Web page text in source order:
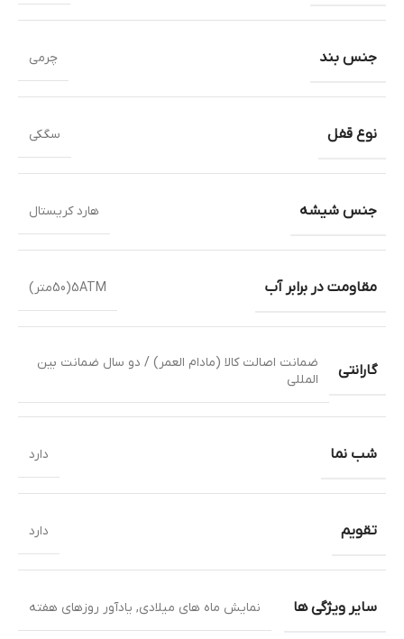
جنس بند چرمی
نوع قفل سگکی
جنس شیشه هارد کریستال
مقاومت در برابر آب 5ATM(50متر)
گارانتی
ضمانت اصالت کالا (مادام العمر) / دو سال ضمانت بین
المللی
شب نما دارد
تقویم دارد
سایر ویژگی ها نمایش ماه های میلادی, یادآور روزهای هفته